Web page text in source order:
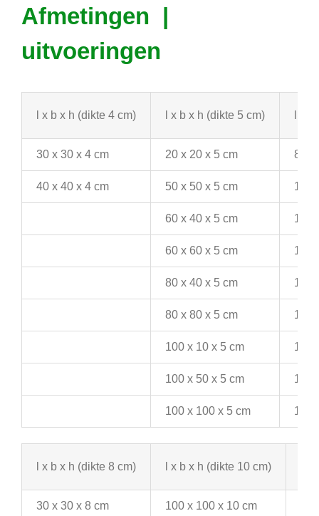
Afmetingen |
uitvoeringen
l x b x h (dikte 4 cm) l x b x h (dikte 5 cm)
30 x 30 x 4 cm 20 x 20 x 5 cm 80 x
40 x 40 x 4 cm 50 x 50 x 5 cm 100
60 x 40 x 5 cm 100
60 x 60 x 5 cm 100
80 x 40 x 5 cm 100
80 x 80 x 5 cm 100
100 x 10 x 5 cm 120
100 x 50 x 5 cm 120
100 x 100 x 5 cm 150
l x b x h (dikte 8 cm) l x b x h (dikte 10 cm)
30 x 30 x 8 cm 100 x 100 x 10 cm